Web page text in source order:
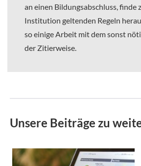
an einen Bildungsabschluss, finde
Institution geltenden Regeln
so einige Arbeit mit dem sonst
der Zitierweise.
Unsere Beiträge zu